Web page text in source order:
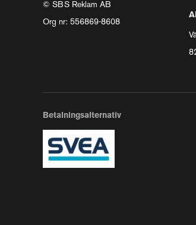
© SBS Reklam AB
Org nr: 556869-8608
Betalningsalternativ